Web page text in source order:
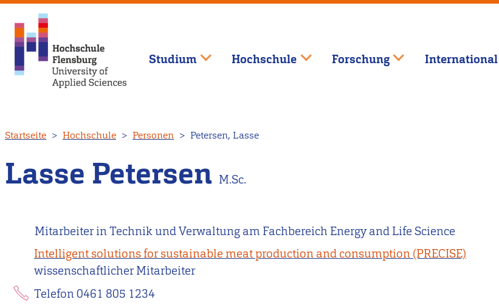
zum
Inhalt
Studium Hochschule Forschung International
Startseite Hochschule Personen Petersen, Lasse
Lasse Petersen M.Sc.
Mitarbeiter in Technik und Verwaltung am Fachbereich Energy and Life Science
Intelligent solutions for sustainable meat production and consumption (PRECISE)
wissenschaftlicher Mitarbeiter
Telefon 0461 805 1234